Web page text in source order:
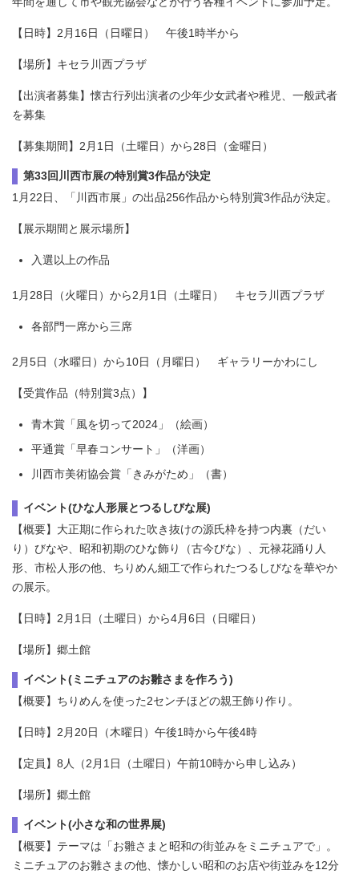
【日時】2月16日（日曜日） 午後1時半から
【場所】キセラ川西プラザ
【出演者募集】懐古行列出演者の少年少女武者や稚児、一般武者
を募集
【募集期間】2月1日（土曜日）から28日（金曜日）
第33回川西市展の特別賞3作品が決定
1月22日、「川西市展」の出品256作品から特別賞3作品が決定。
【展示期間と展示場所】
入選以上の作品
1月28日（火曜日）から2月1日（土曜日） キセラ川西プラザ
各部門一席から三席
2月5日（水曜日）から10日（月曜日） ギャラリーかわにし
【受賞作品（特別賞3点）】
青木賞「風を切って2024」（絵画）
平通賞「早春コンサート」（洋画）
川西市美術協会賞「きみがため」（書）
イベント(ひな人形展とつるしびな展)
【概要】大正期に作られた吹き抜けの源氏枠を持つ内裏（だい
り）びなや、昭和初期のひな飾り（古今びな）、元禄花踊り人
形、市松人形の他、ちりめん細工で作られたつるしびなを華やか
の展示。
【日時】2月1日（土曜日）から4月6日（日曜日）
【場所】郷土館
イベント(ミニチュアのお雛さまを作ろう)
【概要】ちりめんを使った2センチほどの親王飾り作り。
【日時】2月20日（木曜日）午後1時から午後4時
【定員】8人（2月1日（土曜日）午前10時から申し込み）
【場所】郷土館
イベント(小さな和の世界展)
【概要】テーマは「お雛さまと昭和の街並みをミニチュアで」。
ミニチュアのお雛さまの他、懐かしい昭和のお店や街並みを12分